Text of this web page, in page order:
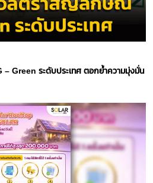
Green ระดับประเทศ ตอกย้ำความมุ่งมั่น